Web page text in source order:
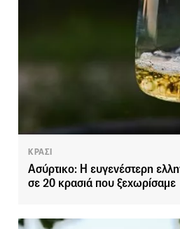
ΚΡΑΣΙ
Ασύρτικο: Η ευγενέστερη
σε 20 κρασιά που ξεχωρίσαμε